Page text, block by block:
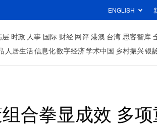
ENGLISH
层 时政 人事 国际 财经 网评 港澳 台湾 思客智库
人居生活信息化数字经济学术中国 乡村振兴银
合拳显成效 多